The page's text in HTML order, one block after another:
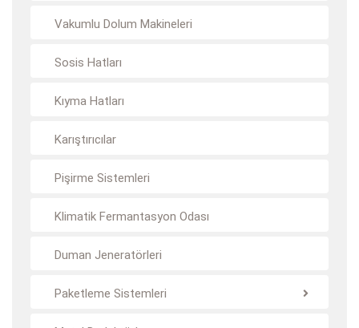
Vakumlu Dolum Makineleri
Sosis Hatları
Kıyma Hatları
Karıştırıcılar
Pişirme Sistemleri
Klimatik Fermantasyon Odası
Duman Jeneratörleri
Paketleme Sistemleri